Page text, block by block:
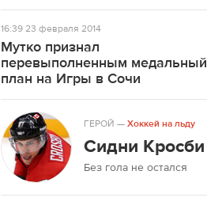
16:3923 февраля 2014
Мутко признал
перевыполненным медальный
план на Игры в Сочи
ГЕРОЙ —Хоккей на льду
Сидни Кросби
Без гола не остался